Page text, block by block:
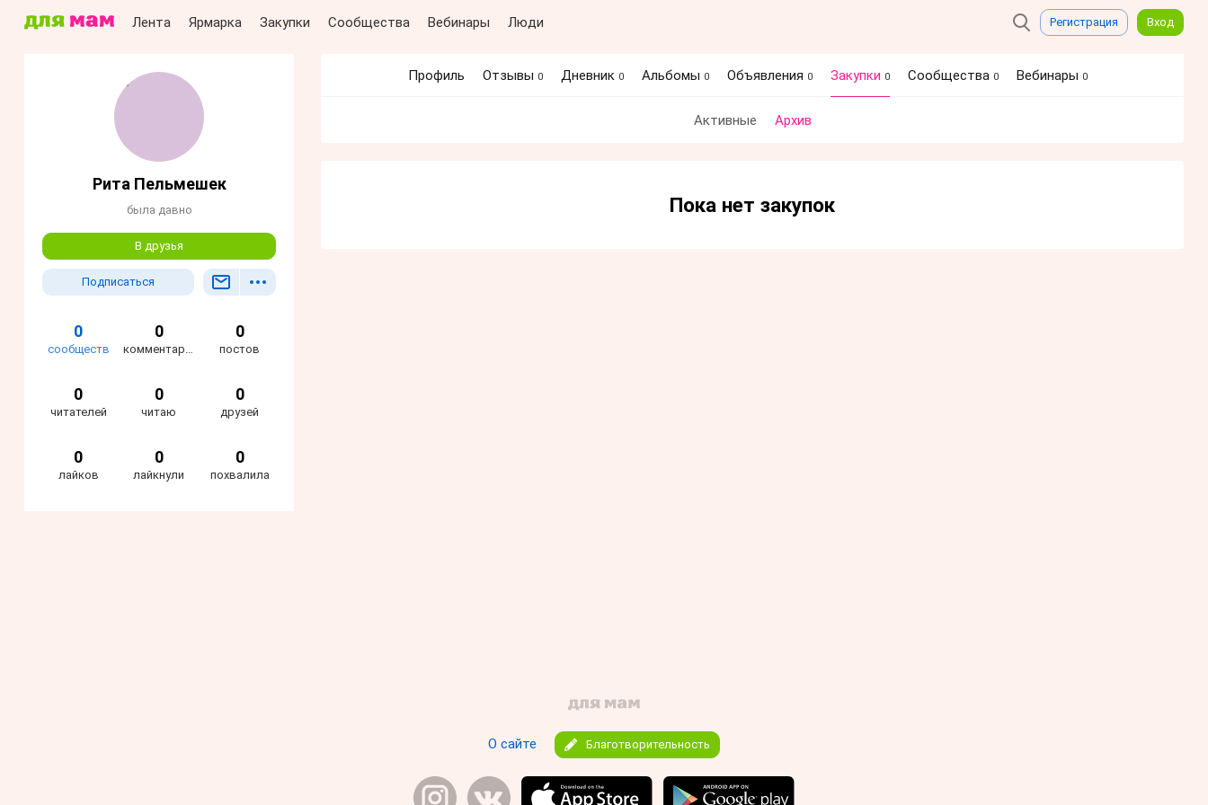
Лента Ярмарка Закупки Сообщества Вебинары Люди Регистрация Вход
Рита Пельмешек
была давно
В друзья
Подписаться
0
сообществ
0
комментариев
0
постов
0
читателей
0
читаю
0
друзей
0
лайков
0
лайкнули
0
похвалила
Профиль Отзывы 0 Дневник 0 Альбомы 0 Объявления 0 Закупки 0 Сообщества 0 Вебинары 0
Активные Архив
Пока нет закупок
О сайте Благотворительность